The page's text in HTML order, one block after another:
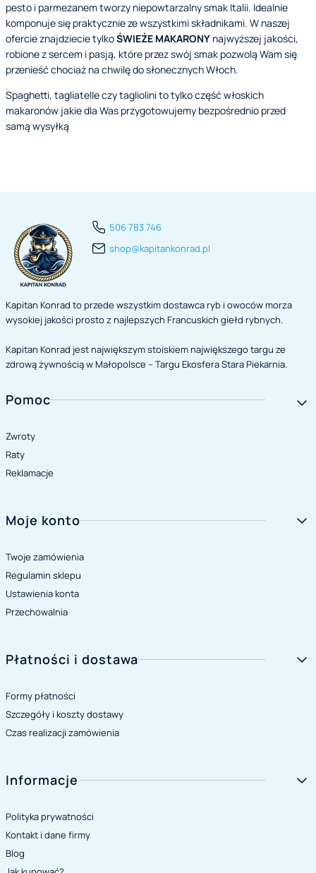
pesto i parmezanem tworzy niepowtarzalny smak Italii. Idealnie
komponuje się praktycznie ze wszystkimi składnikami. W naszej
ofercie znajdziecie tylkoŚWIEŻE MAKARONY najwyższej jakości,
robione z sercem i pasją, które przez swój smak pozwolą Wam się
przenieść chociaż na chwilę do słonecznych Włoch.
Spaghetti, tagliatelle czy tagliolini to tylko część włoskich
makaronów jakie dla Was przygotowujemy bezpośrednio przed
samą wysyłką
506 783 746
shop@kapitankonrad.pl
Kapitan Konrad to przede wszystkim dostawca ryb i owoców morza
wysokiej jakości prosto z najlepszych Francuskich giełd rybnych.
Kapitan Konrad jest największym stoiskiem największego targu ze
zdrową żywnością w Małopolsce – Targu Ekosfera Stara Piekarnia.
Linki w stopce
Pomoc
Zwroty
Raty
Reklamacje
Moje konto
Twoje zamówienia
Regulamin sklepu
Ustawienia konta
Przechowalnia
Płatności i dostawa
Formy płatności
Szczegóły i koszty dostawy
Czas realizacji zamówienia
Informacje
Polityka prywatności
Kontakt i dane firmy
Blog